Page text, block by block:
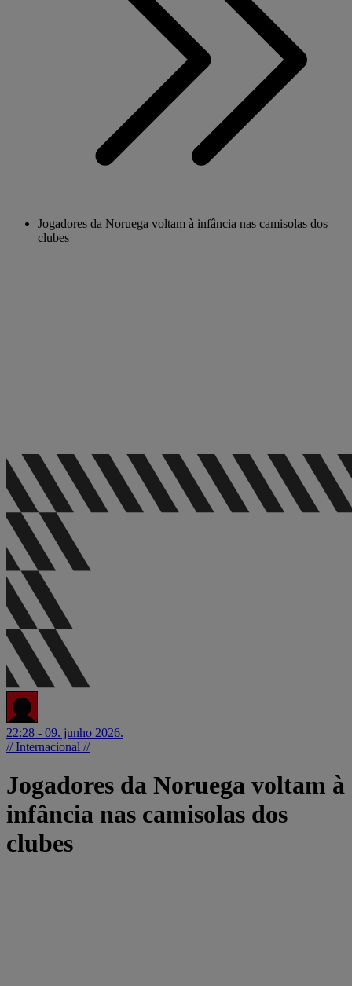
Jogadores da Noruega voltam à infância nas camisolas dos
clubes
22:28 - 09. junho 2026.
// Internacional //
Jogadores da Noruega voltam à
infância nas camisolas dos
clubes